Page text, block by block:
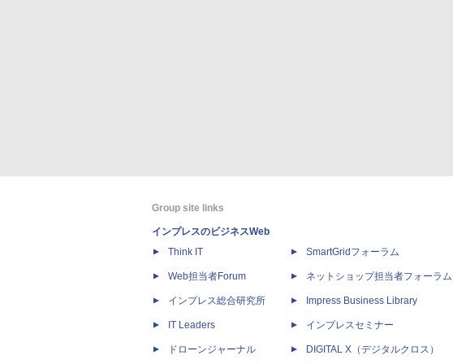
Group site links
インプレスのビジネスWeb
Think IT
Web担当者Forum
インプレス総合研究所
IT Leaders
ドローンジャーナル
SmartGridフォーラム
ネットショップ担当者フォーラム
Impress Business Library
インプレスセミナー
DIGITAL X（デジタルクロス）